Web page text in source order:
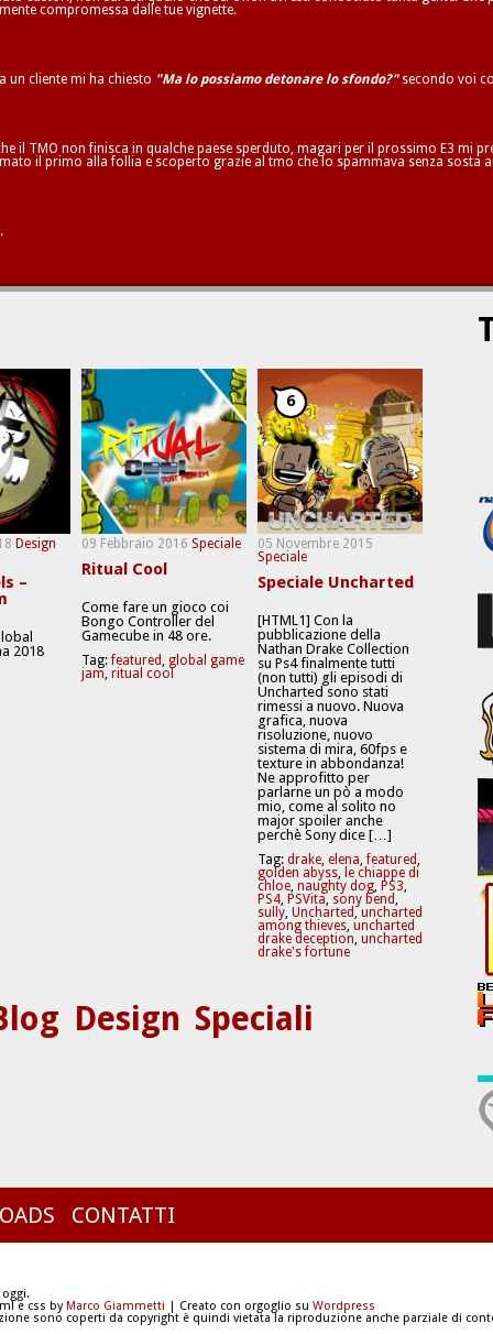
compromessa dalle tue vignette.
un cliente mi ha chiesto "Ma lo possiamo detonare lo sfondo?"secondo voi
il TMO non finisca in qualche paese sperduto, magari per il prossimo E3 mi
il primo alla follia e scoperto grazie al tmo che lo spammava senza sosta
Design
–
2018
09 Febbraio 2016 Speciale
Ritual Cool
Come fare un gioco coi
Bongo Controller del
Gamecube in 48 ore.
Tag:featured, global game
jam, ritual cool
05 Novembre 2015
Speciale
6
Speciale Uncharted
[HTML1] Con la
pubblicazione della
Nathan Drake Collection
su Ps4 finalmente tutti
(non tutti) gli episodi di
Uncharted sono stati
rimessi a nuovo. Nuova
grafica, nuova
risoluzione, nuovo
sistema di mira, 60fps e
texture in abbondanza!
Ne approfitto per
parlarne un pò a modo
mio, come al solito no
major spoiler anche
perchè Sony dice […]
Tag: drake, elena,featured,
golden abyss, le chiappe di
chloe, naughty dog, PS3,
PS4, PSVita, sony bend,
sully, Uncharted, uncharted
among thieves, uncharted
drake deception, uncharted
drake's fortune
Design Speciali
CONTATTI
e css byMarco Giammetti | Creato con orgoglio su Wordpress
sono coperti da copyright è quindi vietata la riproduzione anche parziale di